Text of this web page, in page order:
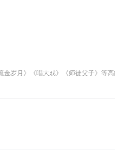
岁月》《唱大戏》《师徒父子》等